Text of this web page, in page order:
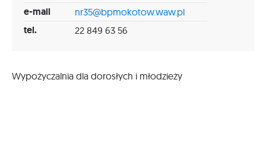
e-mail nr35@bpmokotow.waw.pl
tel. 22 849 63 56
Wypożyczalnia dla dorosłych i młodzieży